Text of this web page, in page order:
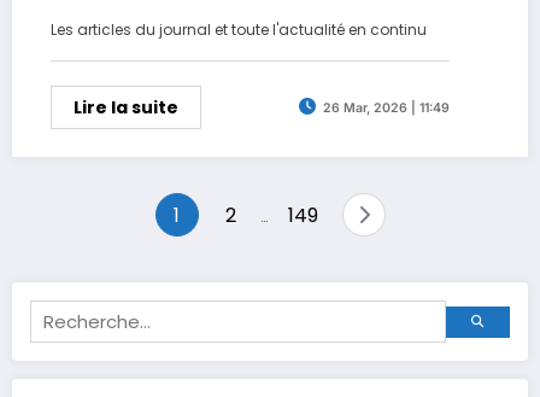
Les articles du journal et toute l'actualité en continu
Lire la suite 26 Mar, 2026 | 11:49
Pagination
publications
1 2 … 149